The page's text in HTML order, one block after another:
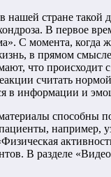
стране
В первое
С момента, когда
в прямом
что происходит
считать
в информации и
способны
например,
В разделе